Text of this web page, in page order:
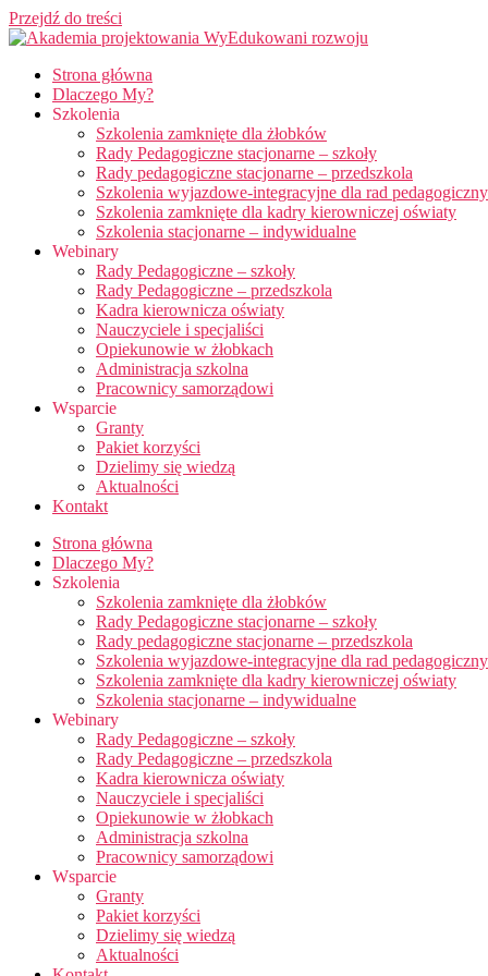
Przejdź do treści
Strona główna
Dlaczego My?
Szkolenia
Szkolenia zamknięte dla żłobków
Rady Pedagogiczne stacjonarne – szkoły
Rady pedagogiczne stacjonarne – przedszkola
Szkolenia wyjazdowe-integracyjne dla rad
Szkolenia zamknięte dla kadry kierowniczej oświaty
Szkolenia stacjonarne – indywidualne
Webinary
Rady Pedagogiczne – szkoły
Rady Pedagogiczne – przedszkola
Kadra kierownicza oświaty
Nauczyciele i specjaliści
Opiekunowie w żłobkach
Administracja szkolna
Pracownicy samorządowi
Wsparcie
Granty
Pakiet korzyści
Dzielimy się wiedzą
Aktualności
Kontakt
Strona główna
Dlaczego My?
Szkolenia
Szkolenia zamknięte dla żłobków
Rady Pedagogiczne stacjonarne – szkoły
Rady pedagogiczne stacjonarne – przedszkola
Szkolenia wyjazdowe-integracyjne dla rad
Szkolenia zamknięte dla kadry kierowniczej oświaty
Szkolenia stacjonarne – indywidualne
Webinary
Rady Pedagogiczne – szkoły
Rady Pedagogiczne – przedszkola
Kadra kierownicza oświaty
Nauczyciele i specjaliści
Opiekunowie w żłobkach
Administracja szkolna
Pracownicy samorządowi
Wsparcie
Granty
Pakiet korzyści
Dzielimy się wiedzą
Aktualności